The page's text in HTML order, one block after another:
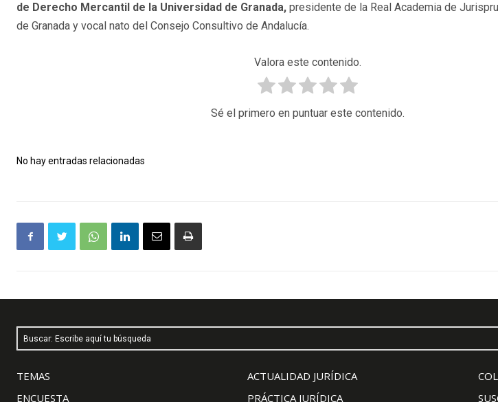
de Derecho Mercantil de la Universidad de Granada, presidente de la Real Academia de
de Granada y vocal nato del Consejo Consultivo de Andalucía.
Valora este contenido.
Sé el primero en puntuar este contenido.
No hay entradas relacionadas
Buscar: Escribe aquí tu búsqueda
TEMAS
ENCUESTA
ACTUALIDAD JURÍDICA
PRÁCTICA JURÍDICA